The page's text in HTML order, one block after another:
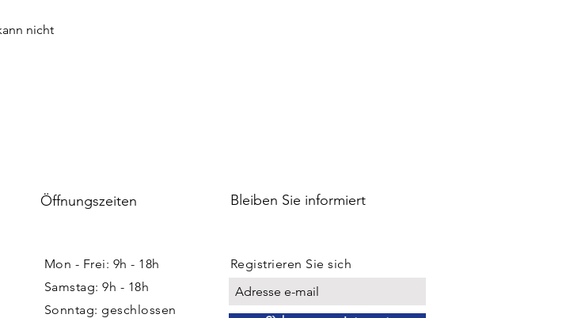
nicht
Öffnungszeiten Bleiben Sie informiert
Mon - Frei: 9h - 18h ​​
Samstag: 9h - 18h
Sonntag: geschlossen
Registrieren Sie sich